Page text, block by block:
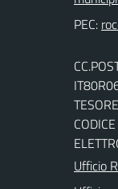
PEC:
Ufficio